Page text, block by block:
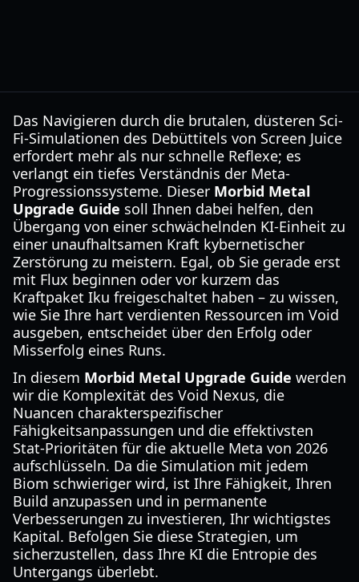
Das Navigieren durch die brutalen, düsteren Sci-
Fi-Simulationen des Debüttitels von Screen Juice
erfordert mehr als nur schnelle Reflexe; es
verlangt ein tiefes Verständnis der Meta-
Progressionssysteme. Dieser Morbid Metal
Upgrade Guide soll Ihnen dabei helfen, den
Übergang von einer schwächelnden KI-Einheit zu
einer unaufhaltsamen Kraft kybernetischer
Zerstörung zu meistern. Egal, ob Sie gerade erst
mit Flux beginnen oder vor kurzem das
Kraftpaket Iku freigeschaltet haben – zu wissen,
wie Sie Ihre hart verdienten Ressourcen im Void
ausgeben, entscheidet über den Erfolg oder
Misserfolg eines Runs.
In diesem Morbid Metal Upgrade Guide werden
wir die Komplexität des Void Nexus, die
Nuancen charakterspezifischer
Fähigkeitsanpassungen und die effektivsten
Stat-Prioritäten für die aktuelle Meta von 2026
aufschlüsseln. Da die Simulation mit jedem
Biom schwieriger wird, ist Ihre Fähigkeit, Ihren
Build anzupassen und in permanente
Verbesserungen zu investieren, Ihr wichtigstes
Kapital. Befolgen Sie diese Strategien, um
sicherzustellen, dass Ihre KI die Entropie des
Untergangs überlebt.